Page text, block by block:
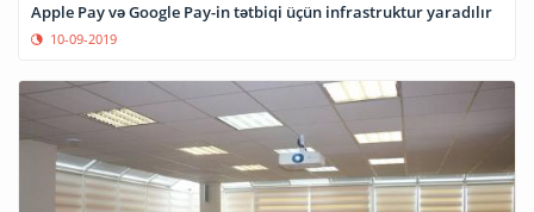
Apple Pay və Google Pay-in tətbiqi üçün infrastruktur yaradılır
10-09-2019